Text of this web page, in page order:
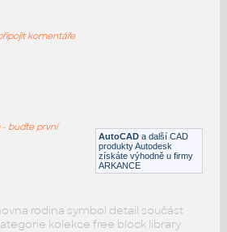
Průmyslová
_Různé-Jiné AutoCAD a další CAD
produkty Autodesk
získáte výhodně u firmy
ARKANCE
komentáře
buďte první
rodina symbol detail součást
kolekce free block library